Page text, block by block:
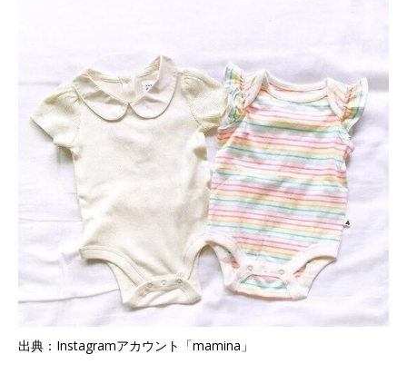
出典：Instagramアカウント「mamina」